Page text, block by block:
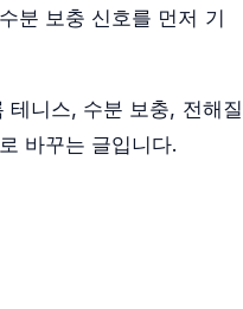
분 보충 신호를 먼저 기
테니스, 수분 보충, 전해질
바꾸는 글입니다.